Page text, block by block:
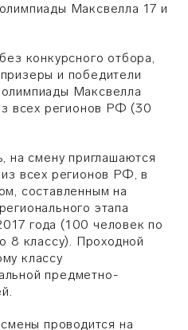
Максвелла 17 и
конкурсного отбора,
и победители
Максвелла
всех регионов РФ (30
смену приглашаются
всех регионов РФ, в
составленным на
этапа
года (100 человек по
8 классу). Проходной
классу
предметно-
проводится на